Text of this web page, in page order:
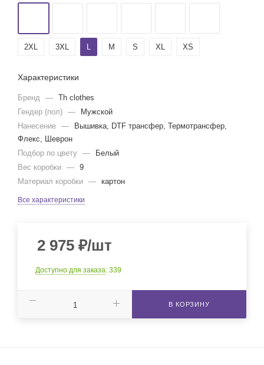
2ХL 3XL L M S XL XS
Характеристики
Бренд — Th clothes
Гендер (пол) —
Мужской
Нанесение —
Вышивка, DTF трансфер, Термотрансфер,
Флекс, Шеврон
Подбор по цвету —
Белый
Вес коробки — 9
Материал коробки — картон
Все характеристики
2 975 ₽/шт
Доступно для заказа: 339
В КОРЗИНУ